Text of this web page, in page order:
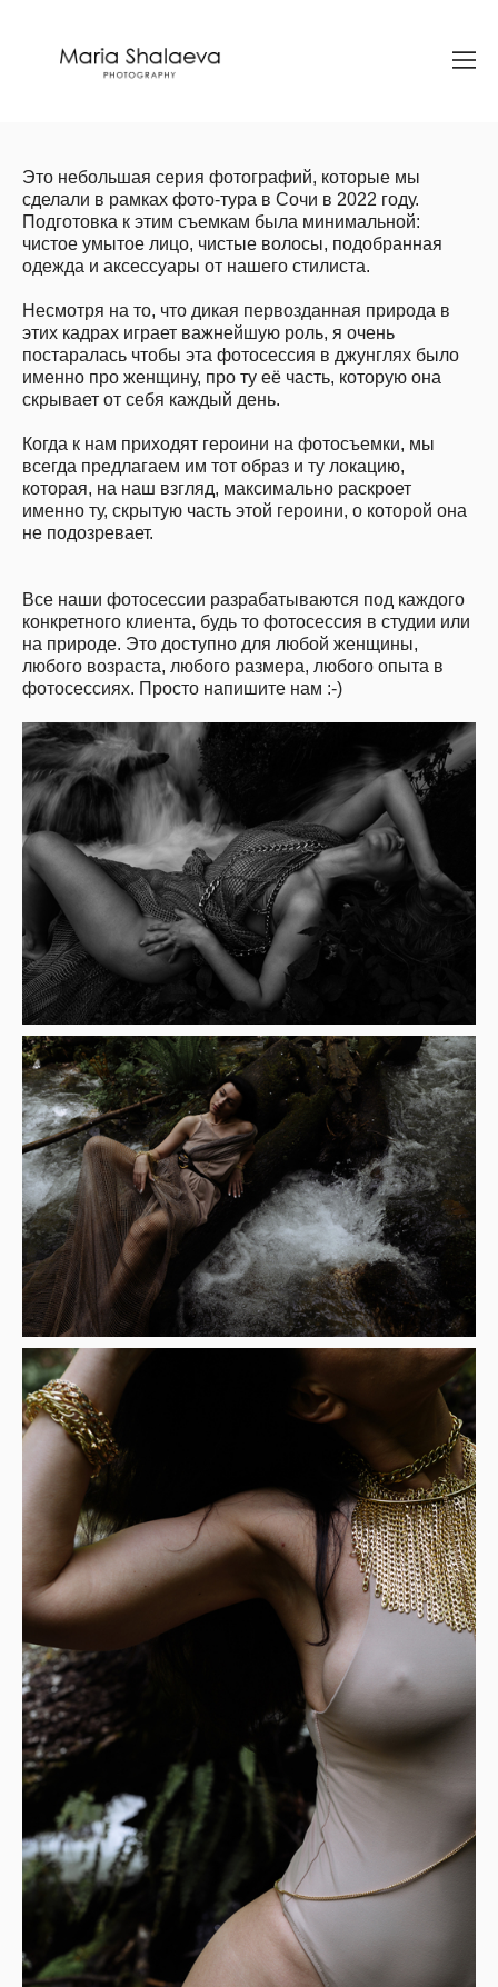
Это небольшая серия фотографий, которые мы
сделали в рамках фото-тура в Сочи в 2022 году.
Подготовка к этим съемкам была минимальной:
чистое умытое лицо, чистые волосы, подобранная
одежда и аксессуары от нашего стилиста.
Несмотря на то, что дикая первозданная природа в
этих кадрах играет важнейшую роль, я очень
постаралась чтобы эта фотосессия в джунглях было
именно про женщину, про ту её часть, которую она
скрывает от себя каждый день.
Когда к нам приходят героини на фотосъемки, мы
всегда предлагаем им тот образ и ту локацию,
которая, на наш взгляд, максимально раскроет
именно ту, скрытую часть этой героини, о которой она
не подозревает.
Все наши фотосессии разрабатываются под каждого
конкретного клиента, будь то фотосессия в студии или
на природе. Это доступно для любой женщины,
любого возраста, любого размера, любого опыта в
фотосессиях. Просто напишите нам :-)